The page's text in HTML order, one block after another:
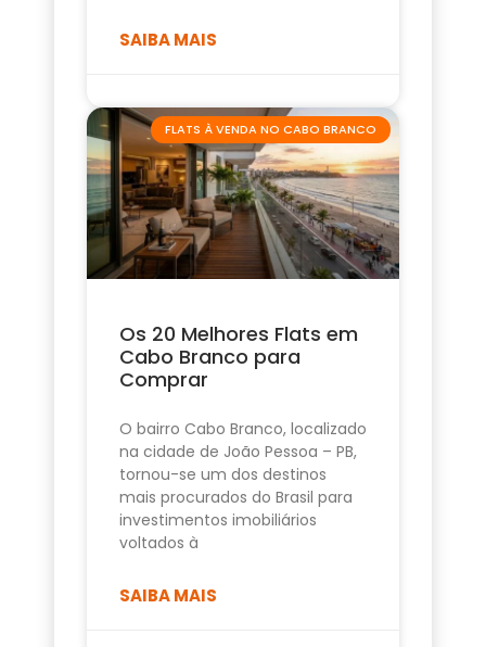
SAIBA MAIS
FLATS À VENDA NO CABO BRANCO
Os 20 Melhores Flats em
Cabo Branco para
Comprar
O bairro Cabo Branco, localizado
na cidade de João Pessoa – PB,
tornou-se um dos destinos
mais procurados do Brasil para
investimentos imobiliários
voltados à
SAIBA MAIS